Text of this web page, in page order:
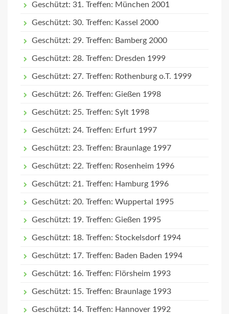
Geschützt: 31. Treffen: München 2001
Geschützt: 30. Treffen: Kassel 2000
Geschützt: 29. Treffen: Bamberg 2000
Geschützt: 28. Treffen: Dresden 1999
Geschützt: 27. Treffen: Rothenburg o.T. 1999
Geschützt: 26. Treffen: Gießen 1998
Geschützt: 25. Treffen: Sylt 1998
Geschützt: 24. Treffen: Erfurt 1997
Geschützt: 23. Treffen: Braunlage 1997
Geschützt: 22. Treffen: Rosenheim 1996
Geschützt: 21. Treffen: Hamburg 1996
Geschützt: 20. Treffen: Wuppertal 1995
Geschützt: 19. Treffen: Gießen 1995
Geschützt: 18. Treffen: Stockelsdorf 1994
Geschützt: 17. Treffen: Baden Baden 1994
Geschützt: 16. Treffen: Flörsheim 1993
Geschützt: 15. Treffen: Braunlage 1993
Geschützt: 14. Treffen: Hannover 1992